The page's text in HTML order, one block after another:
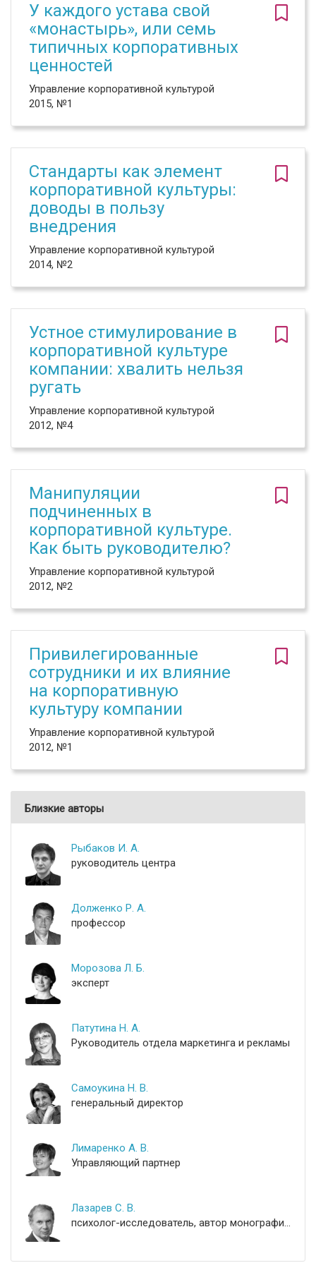
У каждого устава свой
«монастырь», или семь
типичных корпоративных
ценностей
Управление корпоративной культурой
2015, №1
Стандарты как элемент
корпоративной культуры:
доводы в пользу
внедрения
Управление корпоративной культурой
2014, №2
Устное стимулирование в
корпоративной культуре
компании: хвалить нельзя
ругать
Управление корпоративной культурой
2012, №4
Манипуляции
подчиненных в
корпоративной культуре.
Как быть руководителю?
Управление корпоративной культурой
2012, №2
Привилегированные
сотрудники и их влияние
на корпоративную
культуру компании
Управление корпоративной культурой
2012, №1
Близкие авторы
Рыбаков И. А.
руководитель центра
Долженко Р. А.
профессор
Морозова Л. Б.
эксперт
Патутина Н. А.
Руководитель отдела маркетинга и рекламы
Самоукина Н. В.
генеральный директор
Лимаренко А. В.
Управляющий партнер
Лазарев С. В.
психолог-исследователь, автор монографий по психологии управления